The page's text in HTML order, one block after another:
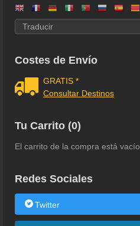
Costes de Envío
GRATIS *
Consultar Destinos
Tu Carrito (0)
El carrito de la compra está vacío
Redes Sociales
Twitter